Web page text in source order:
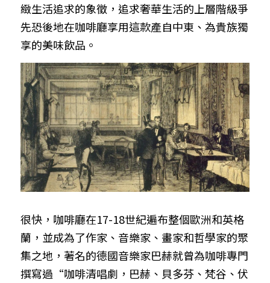
緻生活追求的象徵，追求奢華生活的上層階級爭
先恐後地在咖啡廳享用這款產自中東、為貴族獨
享的美味飲品。
很快，咖啡廳在17-18世紀遍布整個歐洲和英格
蘭，並成為了作家、音樂家、畫家和哲學家的聚
集之地，著名的德國音樂家巴赫就曾為咖啡專門
撰寫過“咖啡清唱劇，巴赫、貝多芬、梵谷、伏